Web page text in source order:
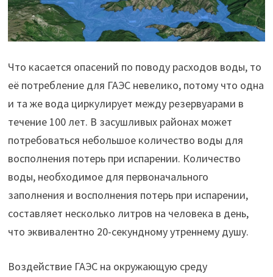
Что касается опасений по поводу расходов воды, то
её потребление для ГАЭС невелико, потому что одна
и та же вода циркулирует между резервуарами в
течение 100 лет. В засушливых районах может
потребоваться небольшое количество воды для
восполнения потерь при испарении. Количество
воды, необходимое для первоначального
заполнения и восполнения потерь при испарении,
составляет несколько литров на человека в день,
что эквивалентно 20-секундному утреннему душу.
Воздействие ГАЭС на окружающую среду